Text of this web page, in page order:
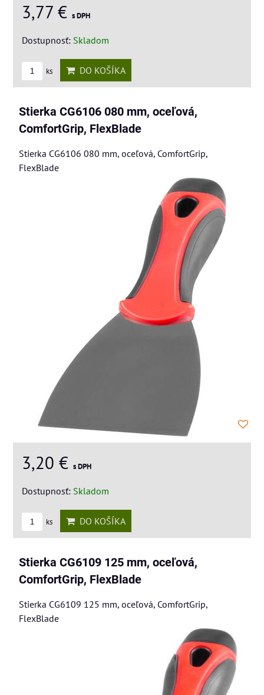
3,77 € s DPH
Dostupnosť: Skladom
ks DO KOŠÍKA
Stierka CG6106 080 mm, oceľová,
ComfortGrip, FlexBlade
Stierka CG6106 080 mm, oceľová, ComfortGrip,
FlexBlade
3,20 € s DPH
Dostupnosť: Skladom
ks DO KOŠÍKA
Stierka CG6109 125 mm, oceľová,
ComfortGrip, FlexBlade
Stierka CG6109 125 mm, oceľová, ComfortGrip,
FlexBlade